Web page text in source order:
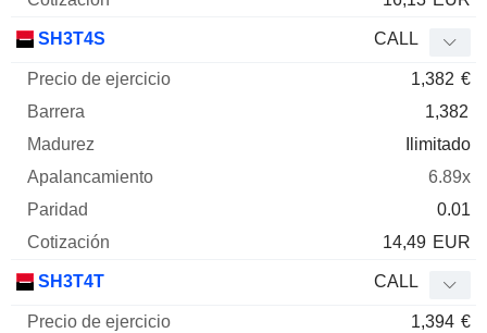
SH3T4S CALL
1,382 €
1,382
Ilimitado
6.89x
0.01
14,49 EUR
SH3T4T CALL
1,394 €